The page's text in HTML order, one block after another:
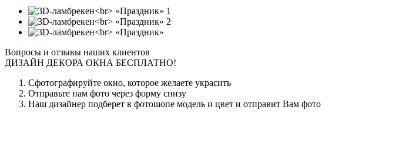
1
2
Вопросы и отзывы наших клиентов
ДИЗАЙН ДЕКОРА ОКНА БЕСПЛАТНО!
Сфотографируйте окно, которое желаете украсить
Отправьте нам фото через форму снизу
Наш дизайнер подберет в фотошопе модель и цвет и отправит Вам фото